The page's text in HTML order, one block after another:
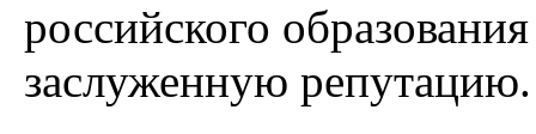
российского
заслуженную репутацию.